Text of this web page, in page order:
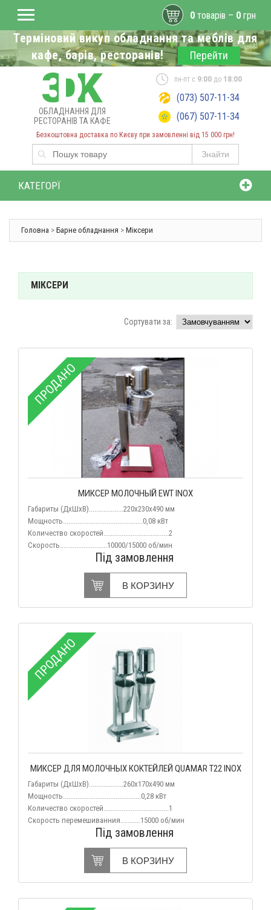
Терміновий викуп обладнання та меблів для
кафе, барів, ресторанів!
Перейти
ОБЛАДНАННЯ ДЛЯ
РЕСТОРАНІВ ТА КАФЕ
Безкоштовна доставка по Києву при замовленні від 15 000 грн!
Знайти
пн-пт с 9:00до 18:00
(073) 507-11-34
(067) 507-11-34
0 товарів – 0 грн
КАТЕГОРЇ
Головна > Барне обладнання > Міксери
МІКСЕРИ
Сортувати за:
ПРОДАНО
МИКСЕР МОЛОЧНЫЙ EWT INOX
Габариты (ДхШхВ)...................220х230х490 мм
Мощность............................................0,08 кВт
Количество скоростей....................................2
Скорость..........................10000/15000 об/мин
Під замовлення
В КОРЗИНУ
ПРОДАНО
МИКСЕР ДЛЯ МОЛОЧНЫХ КОКТЕЙЛЕЙ QUAMAR T22 INOX
Габариты (ДхШхВ)...................260х170х490 мм
Мощность...........................................0,28 кВт
Количество скоростей....................................1
Скорость перемешиванния...........15000 об/мин
Під замовлення
В КОРЗИНУ